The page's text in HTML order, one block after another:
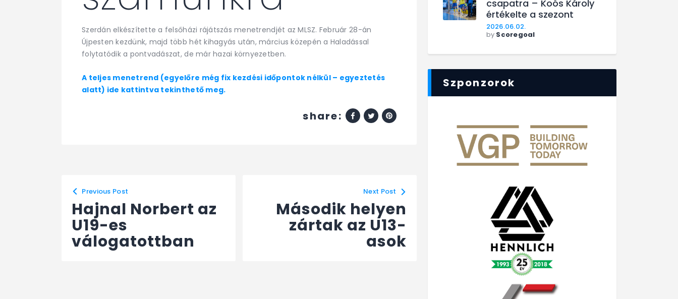
Szerdán elkészítette a felsőházi rájátszás menetrendjét az MLSZ. Február 28-án
Újpesten kezdünk, majd több hét kihagyás után, március közepén a Haladással
folytatódik a pontvadászat, de már hazai környezetben.
A teljes menetrend (egyelőre még fix kezdési időpontok nélkül – egyeztetés
alatt) ide kattintva tekinthető meg.
share:
Previous Post
Hajnal Norbert az
U19-es
válogatottban
Next Post
Második helyen
zártak az U13-
asok
csapatra – Koós Károly
értékelte a szezont
2026.06.02.
by Scoregoal
Szponzorok